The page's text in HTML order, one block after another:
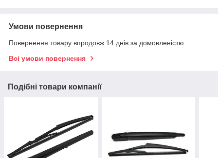
Умови повернення
Повернення товару впродовж 14 днів за домовленістю
Всі умови повернення
Подібні товари компанії